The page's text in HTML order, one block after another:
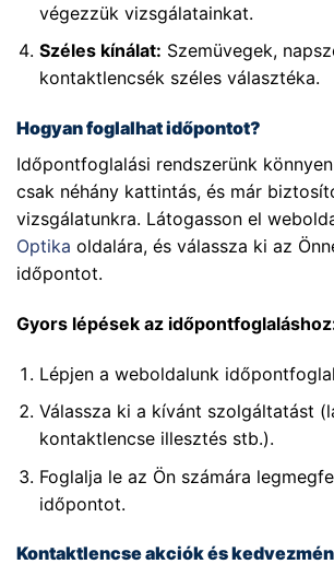
végezzük vizsgálatainkat.
Széles kínálat: Szemüvegek,
kontaktlencsék széles választéka.
Hogyan foglalhat időpontot?
Időpontfoglalási rendszerünk
csak néhány kattintás, és már
vizsgálatunkra. Látogasson el
Optika oldalára, és válassza ki az
időpontot.
Gyors lépések az
Lépjen a weboldalunk
Válassza ki a kívánt szolgáltatást
kontaktlencse illesztés stb.).
Foglalja le az Ön számára
időpontot.
Kontaktlencse akciók és